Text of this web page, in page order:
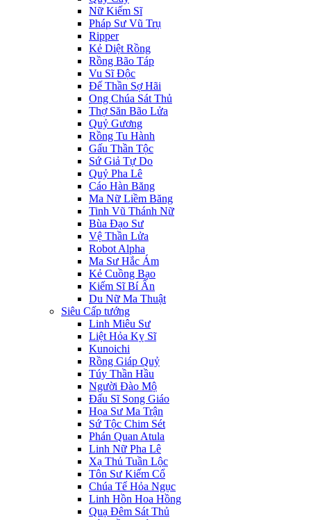
Nữ Kiếm Sĩ
Pháp Sư Vũ Trụ
Ripper
Kẻ Diệt Rồng
Rồng Bão Táp
Vu Sĩ Độc
Đế Thần Sợ Hãi
Ong Chúa Sát Thủ
Thợ Săn Bão Lửa
Quỷ Gương
Rồng Tu Hành
Gấu Thần Tộc
Sứ Giả Tự Do
Quỷ Pha Lê
Cáo Hàn Băng
Ma Nữ Liềm Băng
Tinh Vũ Thánh Nữ
Bùa Đạo Sư
Vệ Thần Lửa
Robot Alpha
Ma Sư Hắc Ám
Kẻ Cuồng Bạo
Kiếm Sĩ Bí Ẩn
Du Nữ Ma Thuật
Siêu Cấp tướng
Linh Miêu Sư
Liệt Hỏa Kỵ Sĩ
Kunoichi
Rồng Giáp Quỷ
Túy Thần Hầu
Người Đào Mộ
Đấu Sĩ Song Giáo
Họa Sư Ma Trận
Sứ Tộc Chim Sét
Phán Quan Atula
Linh Nữ Pha Lê
Xạ Thủ Tuần Lộc
Tôn Sư Kiếm Cổ
Chúa Tể Hỏa Ngục
Linh Hồn Hoa Hồng
Quạ Đêm Sát Thủ